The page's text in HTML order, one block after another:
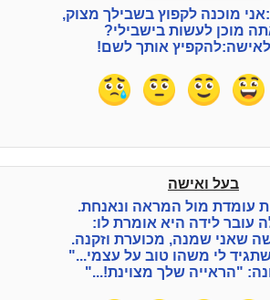
מוכנה לקפוץ בשבילך מצוק,
מוכן לעשות בישבילי?
אותך לשם!
בעל ואישה
עומדת מול המראה ונאנחת.
עובר לידה היא אומרת לו:
שאני שמנה, מכוערת וזקנה.
שתגיד לי משהו טוב על עצמי..."
"הראייה שלך מצוינת!..."